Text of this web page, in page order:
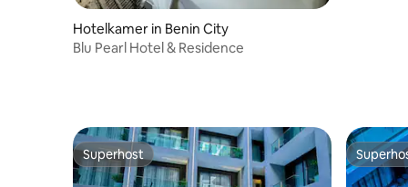
Hotelkamer in Benin City
Blu Pearl Hotel & Residence
Superhost
Superhost